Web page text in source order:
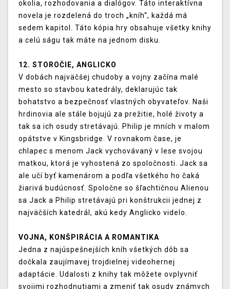
okolia, rozhodovania a dialógov. Táto interaktívna
novela je rozdelená do troch „kníh“, každá má
sedem kapitol. Táto kópia hry obsahuje všetky knihy
a celú ságu tak máte na jednom disku.
12. STOROČIE, ANGLICKO
V dobách najväčšej chudoby a vojny začína malé
mesto so stavbou katedrály, deklarujúc tak
bohatstvo a bezpečnosť vlastných obyvateľov. Naši
hrdinovia ale stále bojujú za prežitie, holé životy a
tak sa ich osudy stretávajú. Philip je mních v malom
opátstve v Kingsbridge. V rovnakom čase, je
chlapec s menom Jack vychovávaný v lese svojou
matkou, ktorá je vyhostená zo spoločnosti. Jack sa
ale učí byť kamenárom a podľa všetkého ho čaká
žiarivá budúcnosť. Spoločne so šľachtičnou Alienou
sa Jack a Philip stretávajú pri konštrukcii jednej z
najväčších katedrál, akú kedy Anglicko videlo.
VOJNA, KONŠPIRÁCIA A ROMANTIKA
Jedna z najúspešnejších kníh všetkých dôb sa
dočkala zaujímavej trojdielnej videohernej
adaptácie. Udalosti z knihy tak môžete ovplyvniť
svojimi rozhodnutiami a zmeniť tak osudy známych